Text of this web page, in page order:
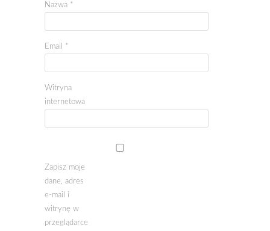
Nazwa *
Email *
Witryna
internetowa
Zapisz moje
dane, adres
e-mail i
witrynę w
przeglądarce